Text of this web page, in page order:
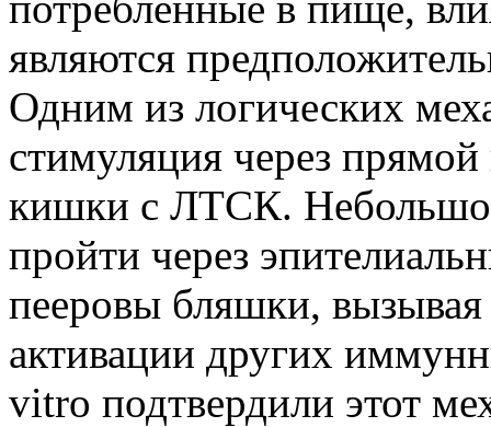
являются
Одним из логических
стимуляция через
кишки с ЛТСК.
пройти через
пееровы бляшки,
активации других
vitro подтвердили этот